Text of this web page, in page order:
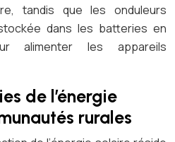
tandis que les onduleurs
dans les batteries en
alimenter les appareils
de l’énergie
rurales